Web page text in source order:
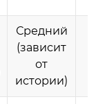
Средний
(зависит
от
истории)